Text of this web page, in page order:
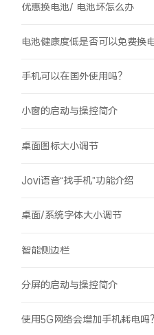
优惠换电池/ 电池坏怎么办
电池健康度低是否可以免费换
手机可以在国外使用吗？
小窗的启动与操控简介
桌面图标大小调节
Jovi语音“找手机”功能介绍
桌面/系统字体大小调节
智能侧边栏
分屏的启动与操控简介
使用5G网络会增加手机耗电吗？